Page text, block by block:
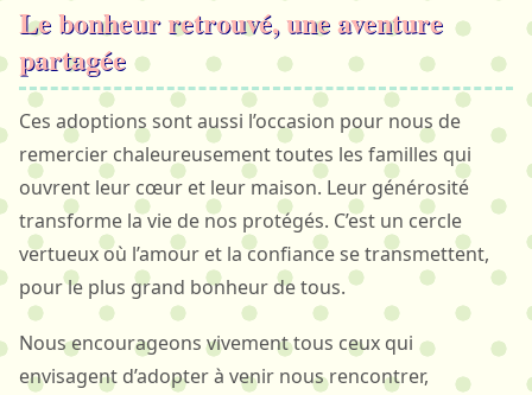
Le bonheur retrouvé, une aventure
partagée
Ces adoptions sont aussi l’occasion pour nous de
remercier chaleureusement toutes les familles qui
ouvrent leur cœur et leur maison. Leur générosité
transforme la vie de nos protégés. C’est un cercle
vertueux où l’amour et la confiance se transmettent,
pour le plus grand bonheur de tous.
Nous encourageons vivement tous ceux qui
envisagent d’adopter à venir nous rencontrer,